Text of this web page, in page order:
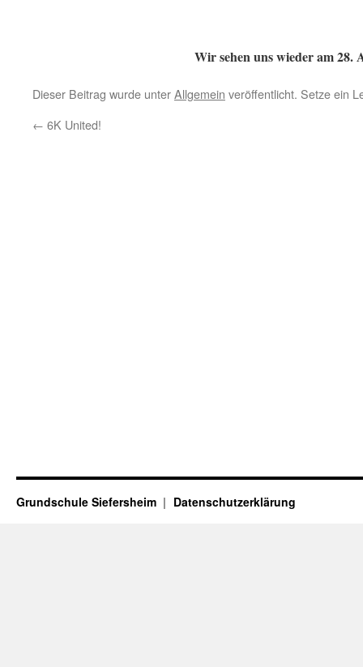
Wir sehen uns wieder am 28.
Dieser Beitrag wurde unterAllgemein veröffentlicht. Setze ein
← 6K United!
Grundschule Siefersheim Datenschutzerklärung